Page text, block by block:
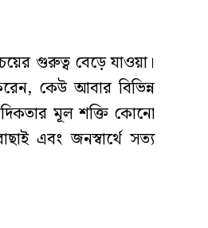
গুরুত্ব বেড়ে যাওয়া।
কেউ আবার বিভিন্ন
মূল শক্তি কোনো
এবং জনস্বার্থে সত্য